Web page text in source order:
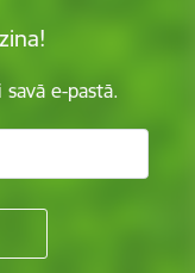
e-pastā.